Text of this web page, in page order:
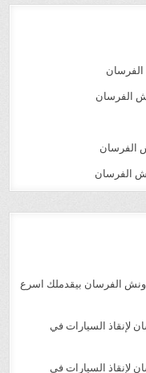
الفرسان بيقدملك اسرع
لإنقاذ السيارات في
لإنقاذ السيارات في